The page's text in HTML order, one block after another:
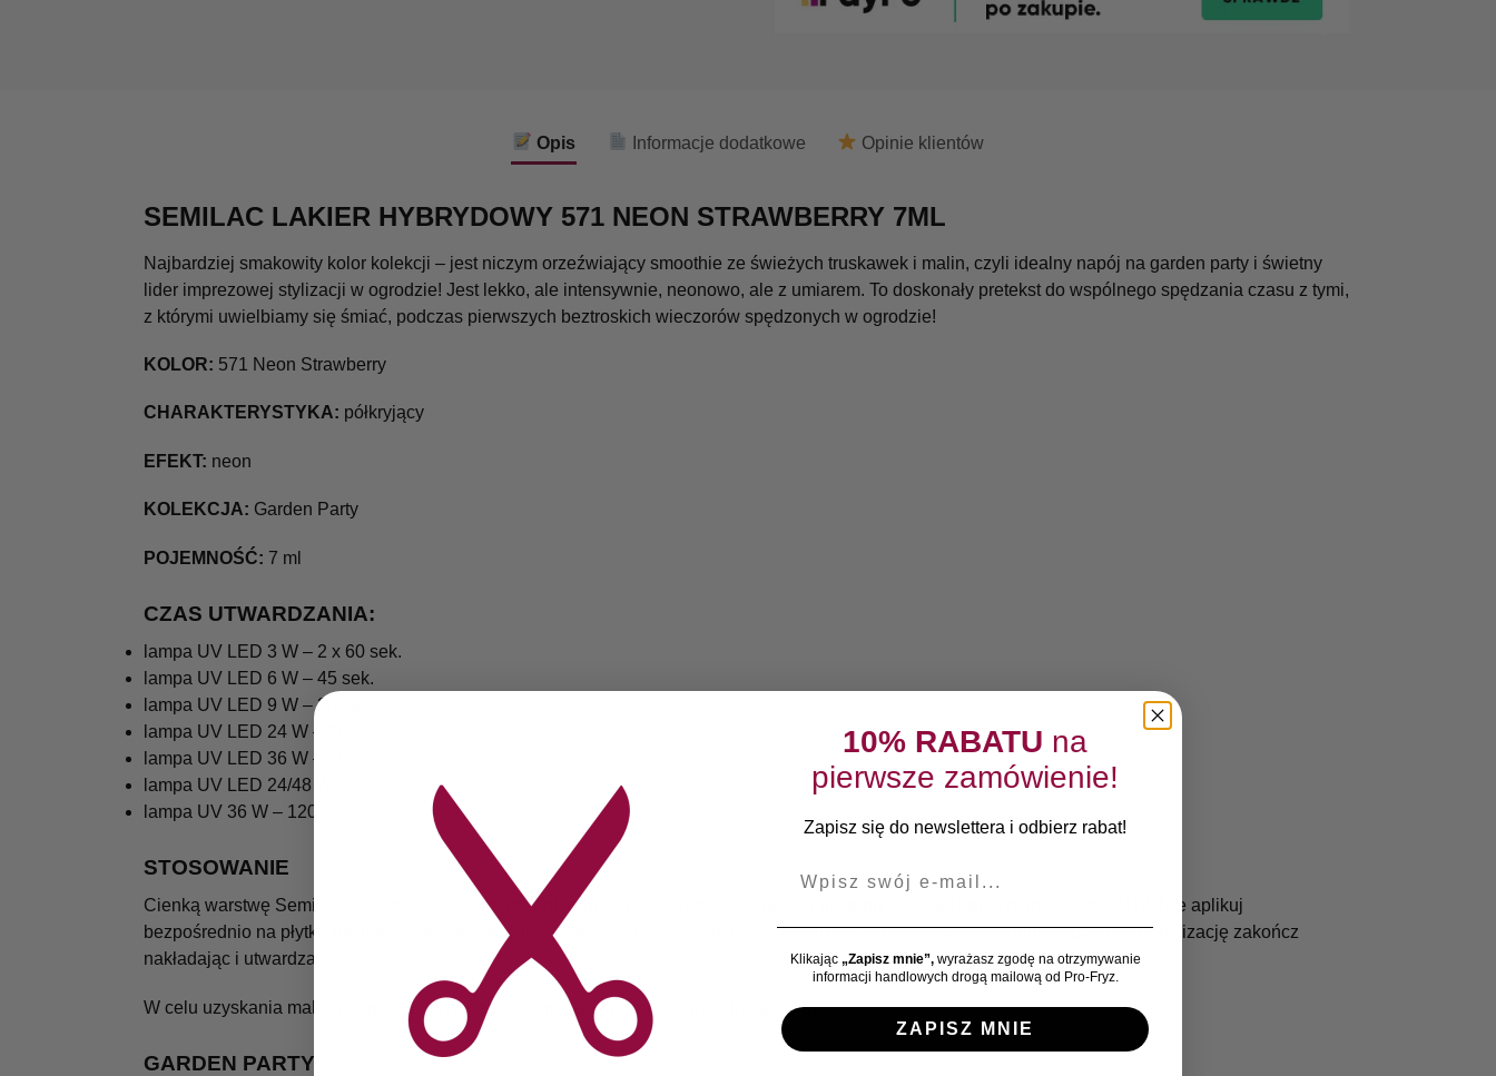
Opis Informacje dodatkowe Opinie klientów
SEMILAC LAKIER HYBRYDOWY 571 NEON STRAWBERRY 7ML
Najbardziej smakowity kolor kolekcji – jest niczym orzeźwiający smoothie ze świeżych truskawek i malin, czyli idealny napój na garden party i świetny
lider imprezowej stylizacji w ogrodzie! Jest lekko, ale intensywnie, neonowo, ale z umiarem. To doskonały pretekst do wspólnego spędzania czasu z tymi,
z którymi uwielbiamy się śmiać, podczas pierwszych beztroskich wieczorów spędzonych w ogrodzie!
KOLOR: 571 Neon Strawberry
CHARAKTERYSTYKA: półkryjący
EFEKT: neon
KOLEKCJA: Garden Party
POJEMNOŚĆ: 7 ml
CZAS UTWARDZANIA:
lampa UV LED 3 W – 2 x 60 sek.
lampa UV LED 6 W – 45 sek.
lampa UV LED 9 W – 30 sek.
lampa UV LED 24 W – 30 sek.
lampa UV LED 36 W – 30 sek.
lampa UV LED 24/48 W – 30 sek.
lampa UV 36 W – 120 sek.
STOSOWANIE
Cienką warstwę Semilac® Color zaaplikuj na utwardzoną warstwę Semilac® Base, a następnie utwardź przy pomocy lampy UV. Nie aplikuj
bezpośrednio na płytkę paznokcia. Możesz powtórzyć aplikację Semilac® Color w celu osiągnięcia satysfakcjonującego efektu. Stylizację zakończ
nakładając i utwardzając Semilac® Top.
W celu uzyskania maksymalnie intensywnego koloru należy zaaplikować go na jasną bazę.
GARDEN PARTY
10% RABATU na
pierwsze zamówienie!
Zapisz się do newslettera i odbierz rabat!
Klikając „Zapisz mnie”,wyrażasz zgodę na otrzymywanie
informacji handlowych drogą mailową od Pro-Fryz.
ZAPISZ MNIE